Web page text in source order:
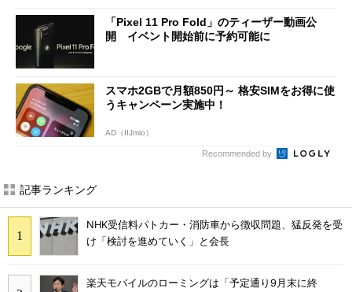
「Pixel 11 Pro Fold」のティーザー動画公
開 イベント開始前に予約可能に
スマホ2GBで月額850円～ 格安SIMをお得に使
うキャンペーン実施中！
AD（IIJmio）
Recommended by
記事ランキング
NHK受信料パトカー・消防車から徴収問題、猛反発を受
け「検討を進めていく」と会長
楽天モバイルのローミングは「予定通り9月末に終